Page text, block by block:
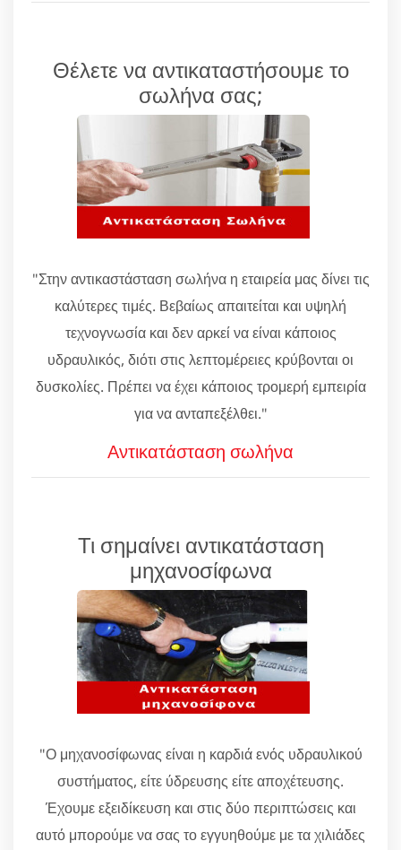
Θέλετε να αντικαταστήσουμε το
σωλήνα σας;
"Στην αντικαστάσταση σωλήνα η εταιρεία μας δίνει τις
καλύτερες τιμές. Βεβαίως απαιτείται και υψηλή
τεχνογνωσία και δεν αρκεί να είναι κάποιος
υδραυλικός, διότι στις λεπτομέρειες κρύβονται οι
δυσκολίες. Πρέπει να έχει κάποιος τρομερή εμπειρία
για να ανταπεξέλθει."
Αντικατάσταση σωλήνα
Τι σημαίνει αντικατάσταση
μηχανοσίφωνα
"Ο μηχανοσίφωνας είναι η καρδιά ενός υδραυλικού
συστήματος, είτε ύδρευσης είτε αποχέτευσης.
Έχουμε εξειδίκευση και στις δύο περιπτώσεις και
αυτό μπορούμε να σας το εγγυηθούμε με τα χιλιάδες